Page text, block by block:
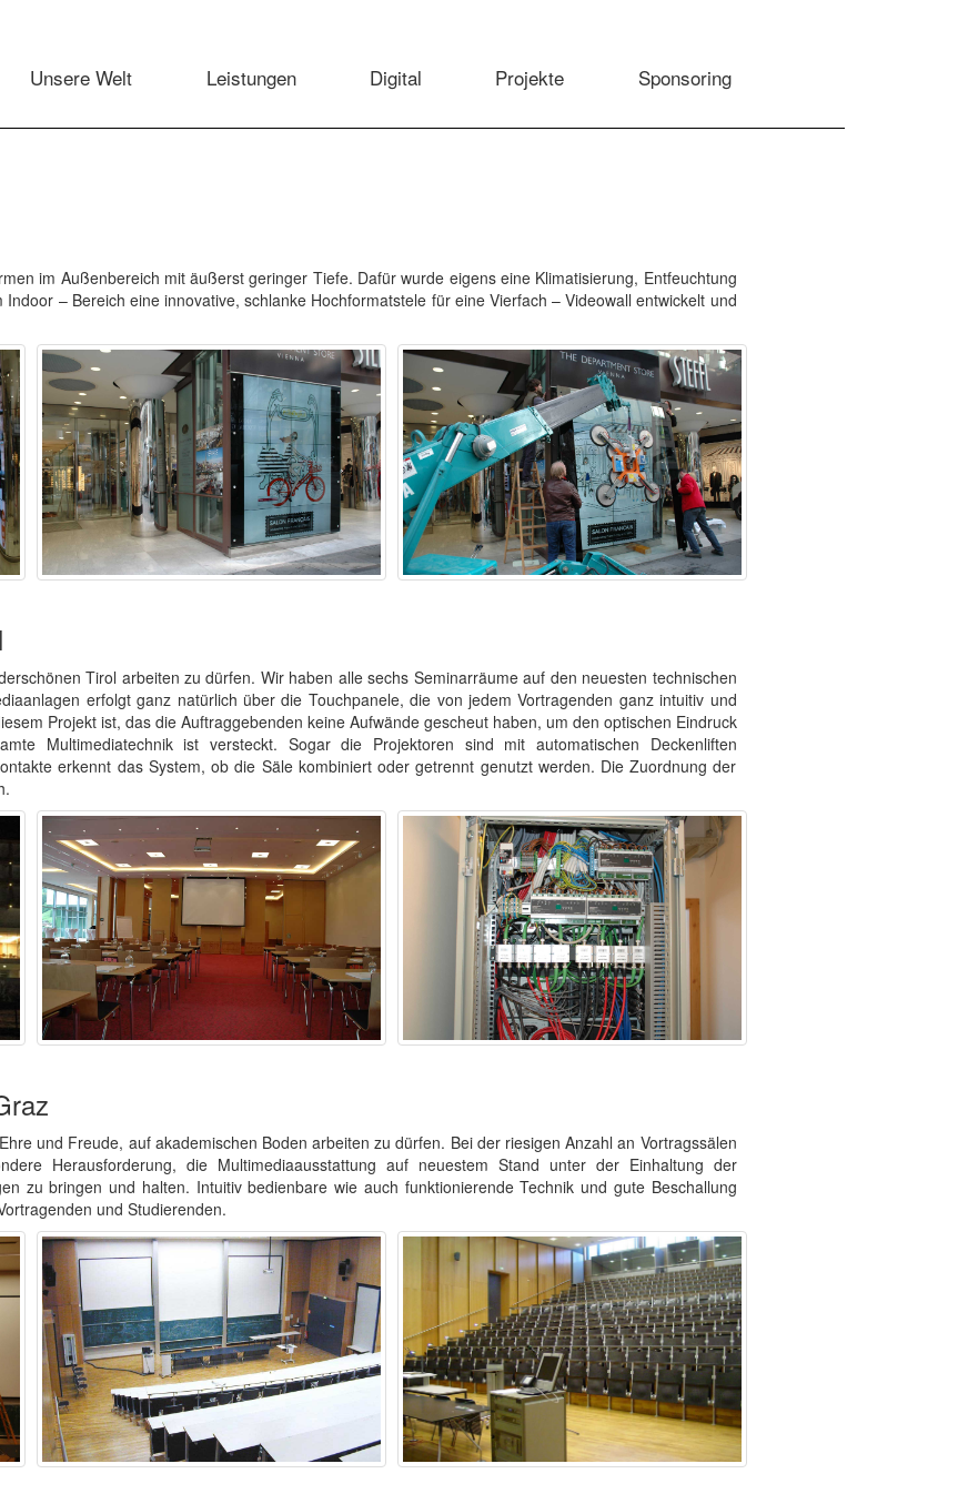
Unsere Welt Leistungen Digital Projekte Sponsoring
im Außenbereich mit äußerst geringer Tiefe. Dafür wurde eigens eine Klimatisierung, Entfeuchtung
– Bereich eine innovative, schlanke Hochformatstele für eine Vierfach – Videowall entwickelt und
Tirol arbeiten zu dürfen. Wir haben alle sechs Seminarräume auf den neuesten technischen
erfolgt ganz natürlich über die Touchpanele, die von jedem Vortragenden ganz intuitiv und
Projekt ist, das die Auftraggebenden keine Aufwände gescheut haben, um den optischen Eindruck
Multimediatechnik ist versteckt. Sogar die Projektoren sind mit automatischen Deckenliften
erkennt das System, ob die Säle kombiniert oder getrennt genutzt werden. Die Zuordnung der
und Freude, auf akademischen Boden arbeiten zu dürfen. Bei der riesigen Anzahl an Vortragssälen
Herausforderung, die Multimediaausstattung auf neuestem Stand unter der Einhaltung der
zu bringen und halten. Intuitiv bedienbare wie auch funktionierende Technik und gute Beschallung
und Studierenden.